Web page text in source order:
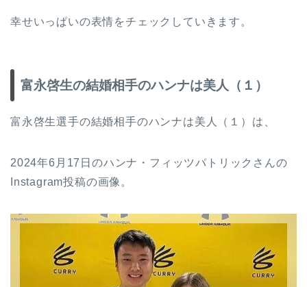
幸せいっぱいの表情をチェックしていきます。
富永啓生の結婚相手のハンナは美人（１）
富永啓生選手の結婚相手のハンナは美人（１）は、
2024年6月17日のハンナ・フィッツパトリックさんの
Instagram投稿の画像。